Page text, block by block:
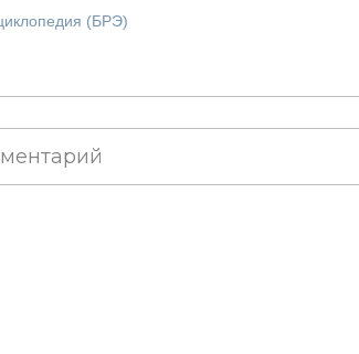
(БРЭ)